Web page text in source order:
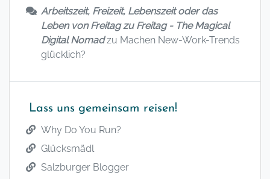
Arbeitszeit, Freizeit, Lebenszeit oder das
Leben von Freitag zu Freitag - The Magical
Digital Nomadzu Machen New-Work-Trends
glücklich?
Lass uns gemeinsam reisen!
Why Do You Run?
Glücksmädl
Salzburger Blogger